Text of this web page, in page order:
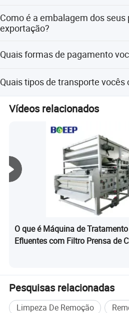
PERGUNTAS FREQUENTES
R: Somos tanto a empresa de
Temos mais de 20 anos de experiência
fabricante de equipamento de
inicial.
Como é a embalagem dos seus
exportação?
espuma por dentro.
Quais formas de pagamento
MONEYGRAM.
Quais tipos de transporte vocês
e marítimo.
Vídeos relacionados
O que é Máquina de
Efluentes com Filtro Prensa de
Pesquisas relacionadas
Limpeza De Remoção